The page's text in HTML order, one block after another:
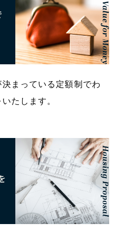
まっている定額制でわ
たします。